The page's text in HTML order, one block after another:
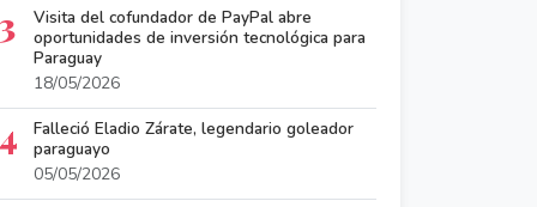
Visita del cofundador de PayPal abre
oportunidades de inversión tecnológica para
Paraguay
18/05/2026
Falleció Eladio Zárate, legendario goleador
paraguayo
05/05/2026